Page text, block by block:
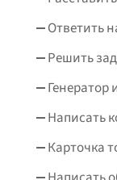
Ответить
Решить
Генератор
Написать
Карточка